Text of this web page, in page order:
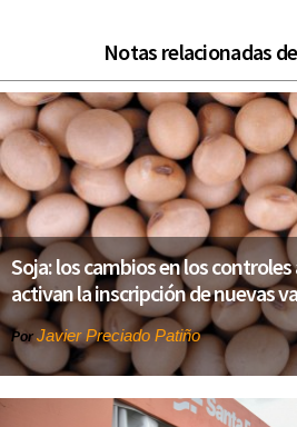
Notas relacionadas de
Soja: los cambios en los
activan la inscripción de nuevas
Por Javier Preciado Patiño